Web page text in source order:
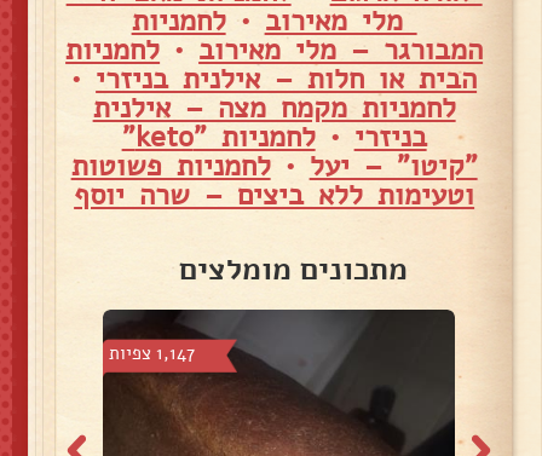
מלי מאירוב •לחמניות
המבורגר – מלי מאירוב • לחמניות
הבית או חלות – אילנית בניזרי •
לחמניות מקמח מצה – אילנית
בניזרי • לחמניות "keto"
"קיטו" – יעל •לחמניות פשוטות
וטעימות ללא ביצים – שרה יוסף
מתכונים מומלצים
1,147 צפיות